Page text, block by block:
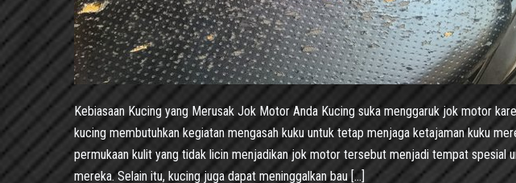
Kebiasaan Kucing yang Merusak Jok Motor Anda Kucing suka menggaruk jok motor
kucing membutuhkan kegiatan mengasah kuku untuk tetap menjaga ketajaman kuku
permukaan kulit yang tidak licin menjadikan jok motor tersebut menjadi tempat spesial
mereka. Selain itu, kucing juga dapat meninggalkan bau […]